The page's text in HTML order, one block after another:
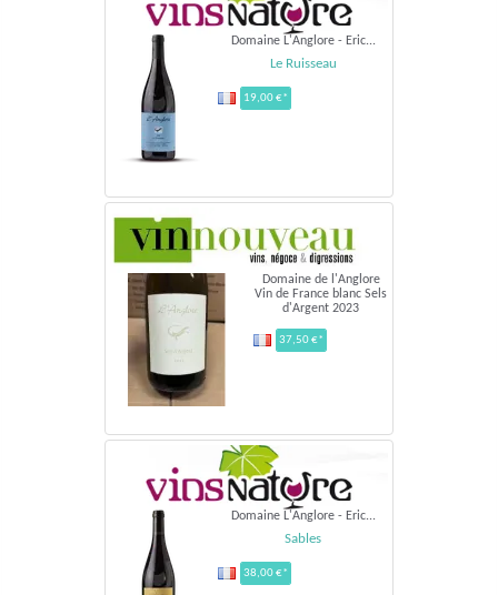
Domaine L'Anglore - Eric...
Le Ruisseau
19,00 €*
Domaine de l'Anglore
Vin de France blanc Sels
d'Argent 2023
37,50 €*
Domaine L'Anglore - Eric...
Sables
38,00 €*